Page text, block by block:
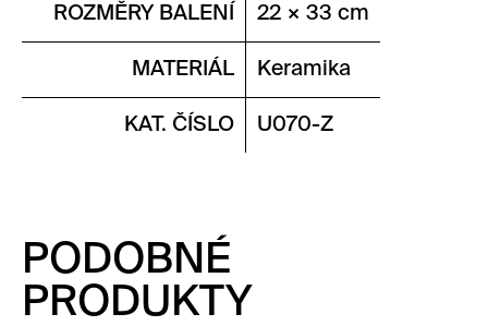
ROZMĚRY BALENÍ 22 × 33 cm
MATERIÁL Keramika
KAT. ČÍSLO U070-Z
PODOBNÉ
PRODUKTY